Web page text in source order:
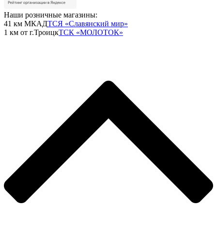
Наши розничные магазины:
41 км МКАДТСЯ «Славянский мир»
1 км от г.ТроицкТСК «МОЛОТОК»